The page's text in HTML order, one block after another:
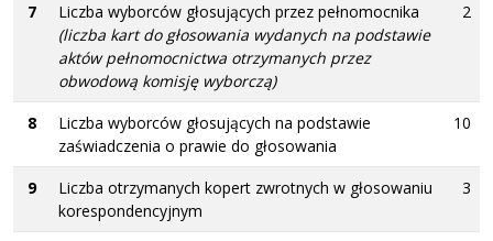
7
Liczba wyborców głosujących przez pełnomocnika
(liczba kart do głosowania wydanych na podstawie
aktów pełnomocnictwa otrzymanych przez
obwodową komisję wyborczą)
2
8
Liczba wyborców głosujących na podstawie
zaświadczenia o prawie do głosowania
10
9
Liczba otrzymanych kopert zwrotnych w głosowaniu
korespondencyjnym
3